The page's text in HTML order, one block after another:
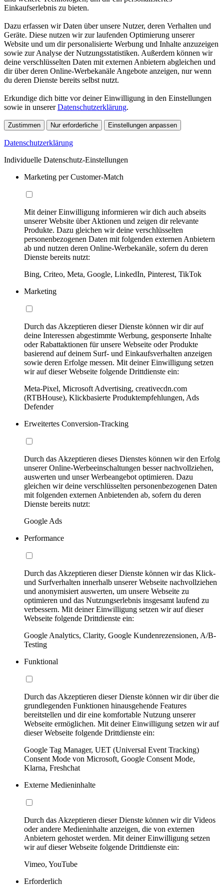
Einkaufserlebnis zu bieten.
Dazu erfassen wir Daten über unsere Nutzer, deren Verhalten und
Geräte. Diese nutzen wir zur laufenden Optimierung unserer
Website und um dir personalisierte Werbung und Inhalte anzuzeigen
sowie zur Analyse der Nutzungsstatistiken. Außerdem können wir
deine verschlüsselten Daten mit externen Anbietern abgleichen und
dir über deren Online-Werbekanäle Angebote anzeigen, nur wenn
du deren Dienste bereits selbst nutzt.
Erkundige dich bitte vor deiner Einwilligung in den Einstellungen
sowie in unsererDatenschutzerklärung.
Zustimmen Nur erforderliche Einstellungen anpassen
Datenschutzerklärung
Individuelle Datenschutz-Einstellungen
Marketing per Customer-Match
Mit deiner Einwilligung informieren wir dich auch abseits
unserer Website über Aktionen und zeigen dir relevante
Produkte. Dazu gleichen wir deine verschlüsselten
personenbezogenen Daten mit folgenden externen Anbietern
ab und nutzen deren Online-Werbekanäle, sofern du deren
Dienste bereits nutzt:
Bing, Criteo, Meta, Google, LinkedIn, Pinterest, TikTok
Marketing
Durch das Akzeptieren dieser Dienste können wir dir auf
deine Interessen abgestimmte Werbung, gesponserte Inhalte
oder Rabattaktionen für unsere Webseite oder Produkte
basierend auf deinem Surf- und Einkaufsverhalten anzeigen
sowie deren Erfolge messen. Mit deiner Einwilligung setzen
wir auf dieser Webseite folgende Drittdienste ein:
Meta-Pixel, Microsoft Advertising, creativecdn.com
(RTBHouse), Klickbasierte Produktempfehlungen, Ads
Defender
Erweitertes Conversion-Tracking
Durch das Akzeptieren dieses Dienstes können wir den Erfolg
unserer Online-Werbeeinschaltungen besser nachvollziehen,
auswerten und unser Werbeangebot optimieren. Dazu
gleichen wir deine verschlüsselten personenbezogenen Daten
mit folgenden externen Anbietenden ab, sofern du deren
Dienste bereits nutzt:
Google Ads
Performance
Durch das Akzeptieren dieser Dienste können wir das Klick-
und Surfverhalten innerhalb unserer Webseite nachvollziehen
und anonymisiert auswerten, um unsere Webseite zu
optimieren und das Nutzungserlebnis insgesamt laufend zu
verbessern. Mit deiner Einwilligung setzen wir auf dieser
Webseite folgende Drittdienste ein:
Google Analytics, Clarity, Google Kundenrezensionen, A/B-
Testing
Funktional
Durch das Akzeptieren dieser Dienste können wir dir über die
grundlegenden Funktionen hinausgehende Features
bereitstellen und dir eine komfortable Nutzung unserer
Webseite ermöglichen. Mit deiner Einwilligung setzen wir auf
dieser Webseite folgende Drittdienste ein:
Google Tag Manager, UET (Universal Event Tracking)
Consent Mode von Microsoft, Google Consent Mode,
Klarna, Freshchat
Externe Medieninhalte
Durch das Akzeptieren dieser Dienste können wir dir Videos
oder andere Medieninhalte anzeigen, die von externen
Anbietern gehostet werden. Mit deiner Einwilligung setzen
wir auf dieser Webseite folgende Drittdienste ein:
Vimeo, YouTube
Erforderlich